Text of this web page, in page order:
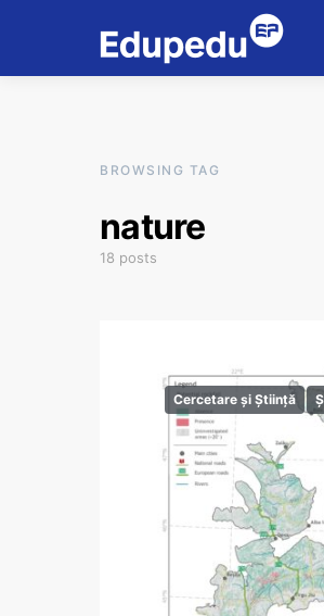
BROWSING TAG
nature
18 posts
Cercetare și Știință